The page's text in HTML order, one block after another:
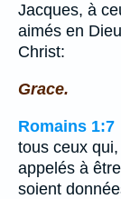
Jacques, à
aimés en
Christ:
Grace.
Romains 1:7
tous ceux
appelés à
soient